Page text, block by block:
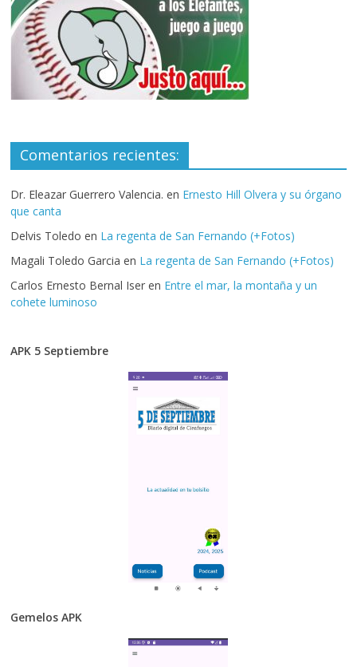
Comentarios recientes:
Dr. Eleazar Guerrero Valencia. en Ernesto Hill Olvera y su órgano
que canta
Delvis Toledo en La regenta de San Fernando (+Fotos)
Magali Toledo Garcia en La regenta de San Fernando (+Fotos)
Carlos Ernesto Bernal Iser en Entre el mar, la montaña y un
cohete luminoso
APK 5 Septiembre
Gemelos APK